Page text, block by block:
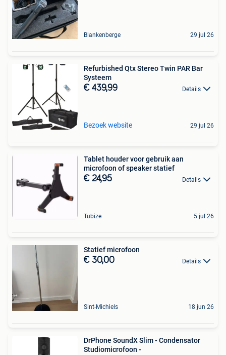
Blankenberge 29 jul 26
Refurbished Qtx Stereo Twin PAR Bar
Systeem
€ 439,99 Details
Bezoek website 29 jul 26
Tablet houder voor gebruik aan
microfoon of speaker statief
€ 24,95 Details
Tubize 5 jul 26
Statief microfoon
€ 30,00 Details
Sint-Michiels 18 jun 26
DrPhone SoundX Slim - Condensator
Studiomicrofoon -